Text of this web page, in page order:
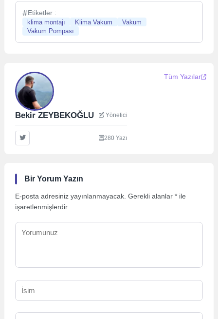
Etiketler :
klima montajı Klima Vakum
Vakum
Vakum Pompası
Bekir ZEYBEKOĞLU Yönetici
Tüm Yazılar
280 Yazı
Bir Yorum Yazın
E-posta adresiniz yayınlanmayacak. Gerekli alanlar* ile
işaretlenmişlerdir